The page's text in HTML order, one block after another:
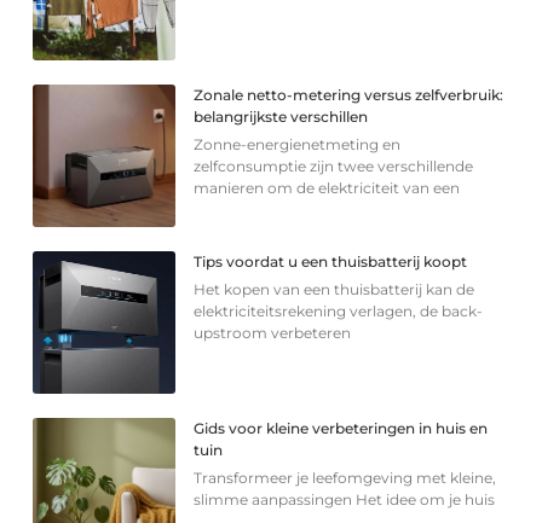
Zonale netto-metering versus zelfverbruik:
belangrijkste verschillen
Zonne-energienetmeting en
zelfconsumptie zijn twee verschillende
manieren om de elektriciteit van een
Tips voordat u een thuisbatterij koopt
Het kopen van een thuisbatterij kan de
elektriciteitsrekening verlagen, de back-
upstroom verbeteren
Gids voor kleine verbeteringen in huis en
tuin
Transformeer je leefomgeving met kleine,
slimme aanpassingen Het idee om je huis